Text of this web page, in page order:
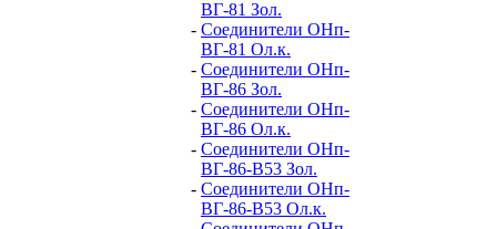
ВГ-81 Зол.
- Соединители ОНп-
ВГ-81 Ол.к.
- Соединители ОНп-
ВГ-86 Зол.
- Соединители ОНп-
ВГ-86 Ол.к.
- Соединители ОНп-
ВГ-86-В53 Зол.
- Соединители ОНп-
ВГ-86-В53 Ол.к.